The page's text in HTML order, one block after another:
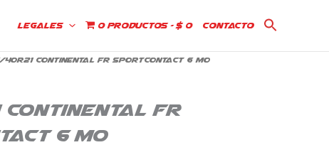
Legales 0 productos $ 0 Contacto
Continental FR Sportcontact 6 Mo
Continental FR
6 Mo
El
actual
es: